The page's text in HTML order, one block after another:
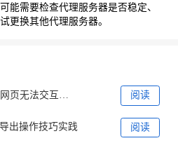
能需要检查代理服务器是否稳定、
更换其他代理服务器。
阅读
出操作技巧实践 阅读